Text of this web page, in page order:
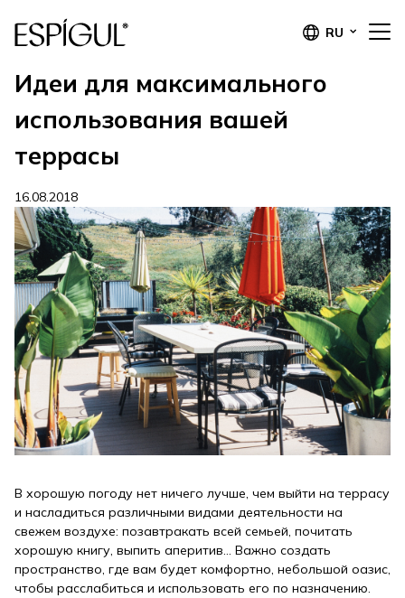
RU
Идеи для максимального
использования вашей
террасы
16.08.2018
В хорошую погоду нет ничего лучше, чем выйти на террасу
и насладиться различными видами деятельности на
свежем воздухе: позавтракать всей семьей, почитать
хорошую книгу, выпить аперитив… Важно создать
пространство, где вам будет комфортно, небольшой оазис,
чтобы расслабиться и использовать его по назначению.